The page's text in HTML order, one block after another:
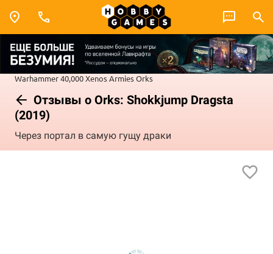
Warhammer 40,000Xenos ArmiesOrks
Отзывы о Orks: Shokkjump Dragsta
(2019)
Через портал в самую гущу драки